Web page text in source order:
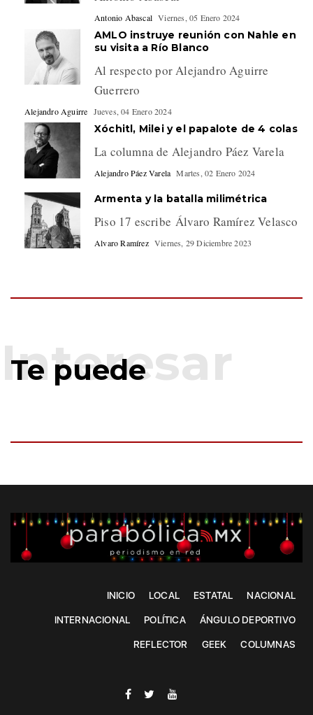
Antonio Abascal Viernes, 05 Enero 2024
AMLO instruye reunión con Nahle en
su visita a Río Blanco
Al respecto por Alejandro Aguirre
Guerrero
Alejandro Aguirre Jueves, 04 Enero 2024
Xóchitl, Milei y el papalote de 4 colas
La columna de Alejandro Páez Varela
Alejandro Páez Varela Martes, 02 Enero 2024
Armenta y la batalla milimétrica
Piso 17 escribe Álvaro Ramírez Velasco
Alvaro Ramírez Viernes, 29 Diciembre 2023
Te puede
INICIO LOCAL ESTATAL NACIONAL
INTERNACIONAL POLÍTICA ÁNGULO DEPORTIVO
REFLECTOR GEEK COLUMNAS